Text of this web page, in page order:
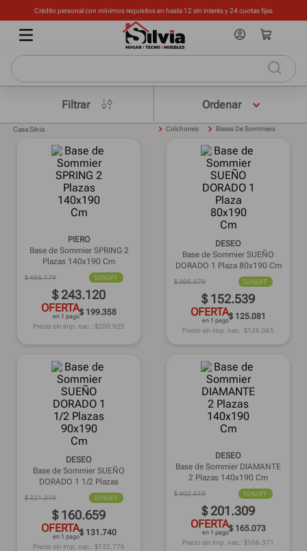
Crédito personal con mínimos requisitos en hasta 12 sin interés y 24 cuotas fijas
Filtrar
Casa Silvia Colchones Bases De Sommiers
PIERO
Base de Sommier SPRING 2
Plazas 140x190 Cm
$486.179 50%OFF
$ 243.120
OFERTA
en 1 pago$ 199.358
Precio sin imp. nac.: $200.925
DESEO
Base de Sommier SUEÑO
DORADO 1 Plaza 80x190 Cm
$305.079 50%OFF
$ 152.539
OFERTA
en 1 pago$ 125.081
Precio sin imp. nac.: $126.065
DESEO
Base de Sommier SUEÑO
DORADO 1 1/2 Plazas
90x190 Cm
$321.319 50%OFF
$ 160.659
OFERTA
en 1 pago$ 131.740
Precio sin imp. nac.: $132.776
DESEO
Base de Sommier DIAMANTE
2 Plazas 140x190 Cm
$402.619 50%OFF
$ 201.309
OFERTA
en 1 pago$ 165.073
Precio sin imp. nac.: $166.371